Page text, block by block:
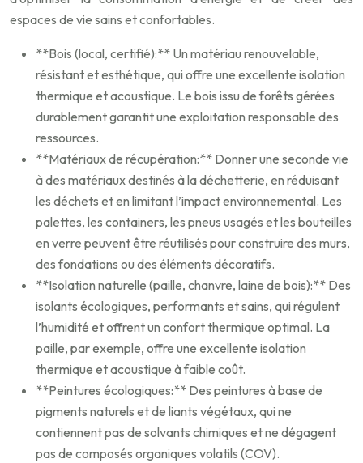
espaces de vie sains et confortables.
**Bois (local, certifié):** Un matériau renouvelable,
résistant et esthétique, qui offre une excellente isolation
thermique et acoustique. Le bois issu de forêts gérées
durablement garantit une exploitation responsable des
ressources.
**Matériaux de récupération:** Donner une seconde vie
à des matériaux destinés à la déchetterie, en réduisant
les déchets et en limitant l’impact environnemental. Les
palettes, les containers, les pneus usagés et les bouteilles
en verre peuvent être réutilisés pour construire des murs,
des fondations ou des éléments décoratifs.
**Isolation naturelle (paille, chanvre, laine de bois):** Des
isolants écologiques, performants et sains, qui régulent
l’humidité et offrent un confort thermique optimal. La
paille, par exemple, offre une excellente isolation
thermique et acoustique à faible coût.
**Peintures écologiques:** Des peintures à base de
pigments naturels et de liants végétaux, qui ne
contiennent pas de solvants chimiques et ne dégagent
pas de composés organiques volatils (COV).